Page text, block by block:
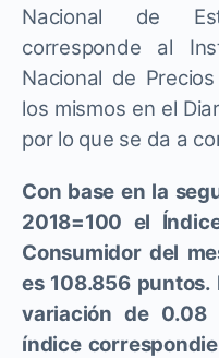
Nacional de
corresponde al
Nacional de
los mismos en el
por lo que se da a
Con base en la
2018=100 el
Consumidor del
es 108.856
variación de 0.08
índice